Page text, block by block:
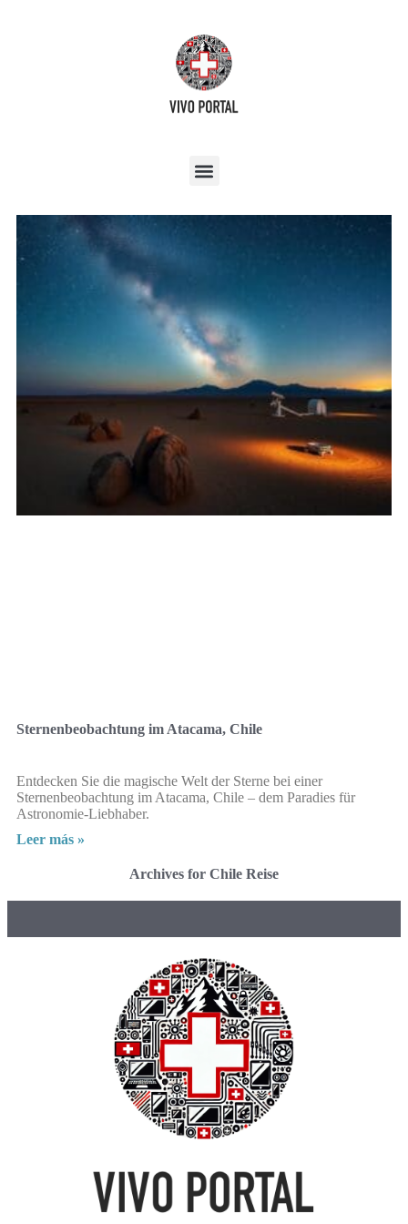
Sternenbeobachtung im Atacama, Chile
Entdecken Sie die magische Welt der Sterne bei einer
Sternenbeobachtung im Atacama, Chile – dem Paradies für
Astronomie-Liebhaber.
Leer más »
Archives for Chile Reise